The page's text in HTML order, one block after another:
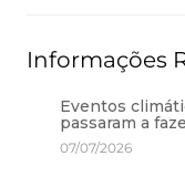
Informações
Eventos
passaram a
07/07/2026